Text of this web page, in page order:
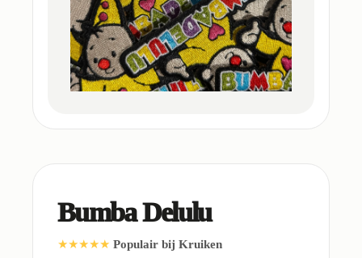
Bumba Delulu
★★★★★ Populair bij Kruiken